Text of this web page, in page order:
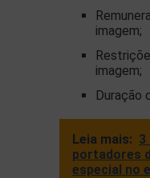
imagem;
imagem;
Duração
Leia mais: 3
portadores
especial no